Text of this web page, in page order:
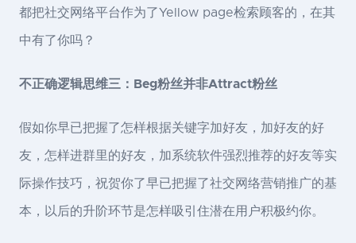
都把社交网络平台作为了Yellow page检索顾客的，在其
中有了你吗？
不正确逻辑思维三：Beg粉丝并非Attract粉丝
假如你早已把握了怎样根据关键字加好友，加好友的好
友，怎样进群里的好友，加系统软件强烈推荐的好友等实
际操作技巧，祝贺你了早已把握了社交网络营销推广的基
本，以后的升阶环节是怎样吸引住潜在用户积极约你。